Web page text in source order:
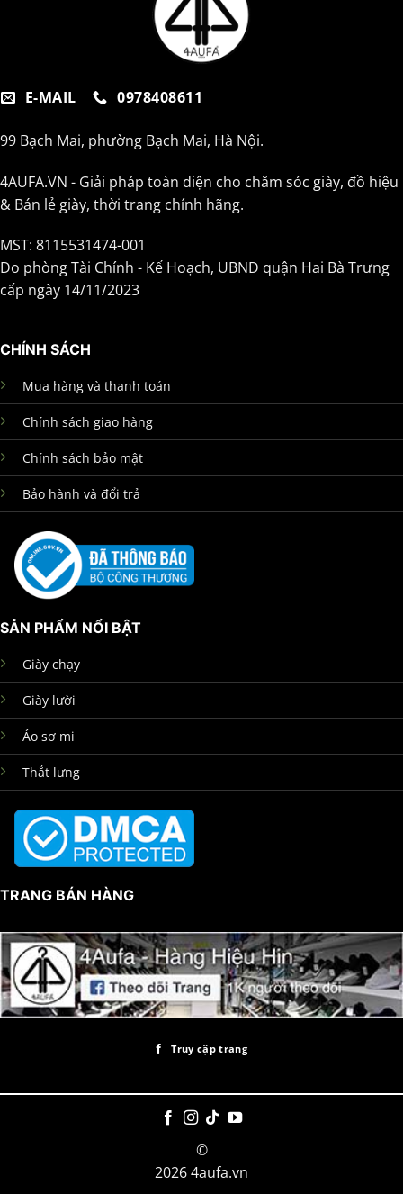
E-MAIL 0978408611
99 Bạch Mai, phường Bạch Mai, Hà Nội.
4AUFA.VN - Giải pháp toàn diện cho chăm sóc giày, đồ hiệu
& Bán lẻ giày, thời trang chính hãng.
MST: 8115531474-001
Do phòng Tài Chính - Kế Hoạch, UBND quận Hai Bà Trưng
cấp ngày 14/11/2023
CHÍNH SÁCH
Mua hàng và thanh toán
Chính sách giao hàng
Chính sách bảo mật
Bảo hành và đổi trả
SẢN PHẨM NỔI BẬT
Giày chạy
Giày lười
Áo sơ mi
Thắt lưng
TRANG BÁN HÀNG
Truy cập trang
©
2026 4aufa.vn